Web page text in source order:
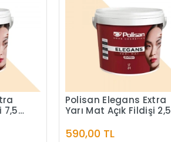
7,5
Polisan Elegans Extra
Yarı Mat Açık Fildişi 2,5
590,00 TL